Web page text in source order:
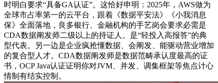
时明白要求“具备GA认证”。这恰好申明：2025年，AWS做为
全球市占率第一的云平台，跟着《数据平安法》《小我消息
保》全面落地，良多银行、金融机构的手艺岗会要求必需是
CDA数据阐发师二级以上的持证人。是“轻投入高报答”的典
型代表。另一边是企业疯抢懂数据、会阐发、能驱动营业增加
的复合型人才。CDA数据阐发师是数据范畴承认度最高的证
书，OCP Java认证证明你对JVM、并发、调集框架等焦点计心
情制有结实控制。